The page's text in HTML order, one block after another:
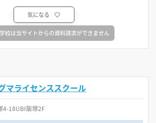
気になる
校は当サイトからの資料請求ができません
マライセンススクール
4-18UBI飯塚2F